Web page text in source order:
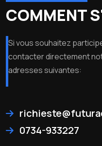
COMMENT
Si vous souhaitez
contacter directement
adresses suivantes:
0734-933227